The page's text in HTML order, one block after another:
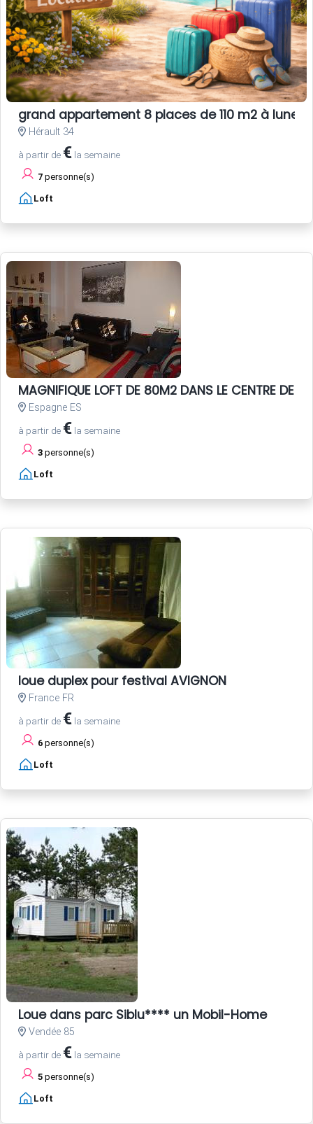
grand appartement 8 places de 110 m2 à lunel
Hérault 34
à partir de € la semaine
7 personne(s)
Loft
MAGNIFIQUE LOFT DE 80M2 DANS LE CENTRE DE
Espagne ES
à partir de € la semaine
3 personne(s)
Loft
loue duplex pour festival AVIGNON
France FR
à partir de € la semaine
6 personne(s)
Loft
Loue dans parc Siblu**** un Mobil-Home
Vendée 85
à partir de € la semaine
5 personne(s)
Loft